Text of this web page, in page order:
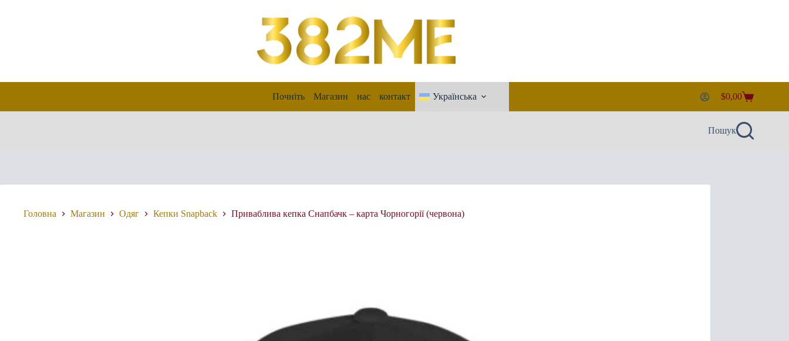
Почніть Магазин нас контакт Українська Кошик
$0,00
Пошук
Головна Магазин Одяг Кепки Snapback Приваблива кепка Cнапбачк – карта Чорногорії (червона)